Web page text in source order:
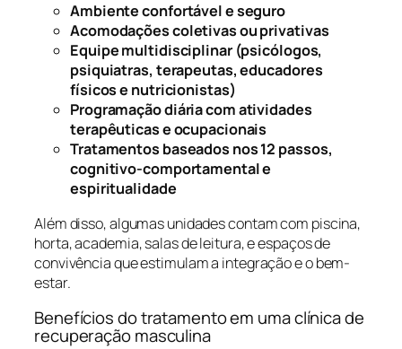
Ambiente confortável e seguro
Acomodações coletivas ou privativas
Equipe multidisciplinar (psicólogos,
psiquiatras, terapeutas, educadores
físicos e nutricionistas)
Programação diária com atividades
terapêuticas e ocupacionais
Tratamentos baseados nos 12 passos,
cognitivo-comportamental e
espiritualidade
Além disso, algumas unidades contam com piscina,
horta, academia, salas de leitura, e espaços de
convivência que estimulam a integração e o bem-
estar.
Benefícios do tratamento em uma clínica de
recuperação masculina